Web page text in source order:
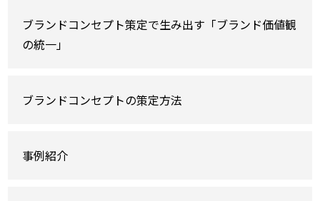
ブランドコンセプト策定で生み出す「ブランド価値観
の統一」
ブランドコンセプトの策定方法
事例紹介